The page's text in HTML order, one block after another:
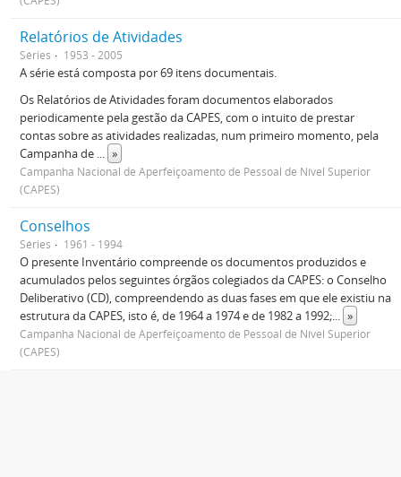
Relatórios de Atividades
Séries 1953 - 2005
A série está composta por 69 itens documentais.
Os Relatórios de Atividades foram documentos elaborados
periodicamente pela gestão da CAPES, com o intuito de prestar
contas sobre as atividades realizadas, num primeiro momento, pela
Campanha de ... »
Campanha Nacional de Aperfeiçoamento de Pessoal de Nível Superior
(CAPES)
Conselhos
Séries 1961 - 1994
O presente Inventário compreende os documentos produzidos e
acumulados pelos seguintes órgãos colegiados da CAPES: o Conselho
Deliberativo (CD), compreendendo as duas fases em que ele existiu na
estrutura da CAPES, isto é, de 1964 a 1974 e de 1982 a 1992;... »
Campanha Nacional de Aperfeiçoamento de Pessoal de Nível Superior
(CAPES)